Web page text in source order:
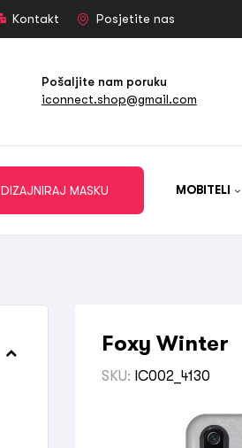
Kontakt Posjetite nas
Pošaljite nam poruku
iconnect.shop@gmail.com
DIZAJNIRAJ MASKU MOBITELI
Foxy Winter
SKU: IC002_4130